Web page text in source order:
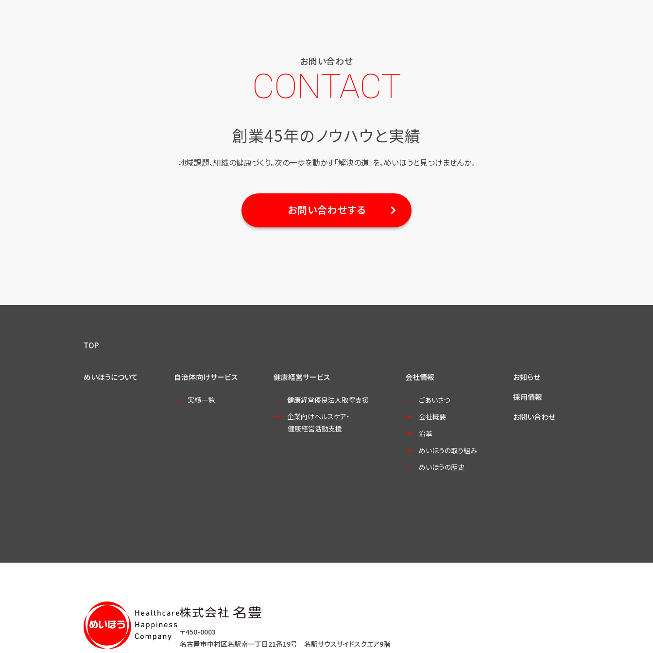
お問い合わせ
CONTACT
創業45年のノウハウと実績
地域課題、組織の健康づくり。次の一歩を動かす「解決の道」を、めいほうと見つけませんか。
お問い合わせする
TOP
めいほうについて 自治体向けサービス
実績一覧
健康経営サービス
健康経営優良法人取得支援
企業向けヘルスケア・
健康経営活動支援
会社情報
ごあいさつ
会社概要
沿革
めいほうの取り組み
めいほうの歴史
お知らせ
採用情報
お問い合わせ
〒450-0003
名古屋市中村区名駅南一丁目21番19号 名駅サウスサイドスクエア9階